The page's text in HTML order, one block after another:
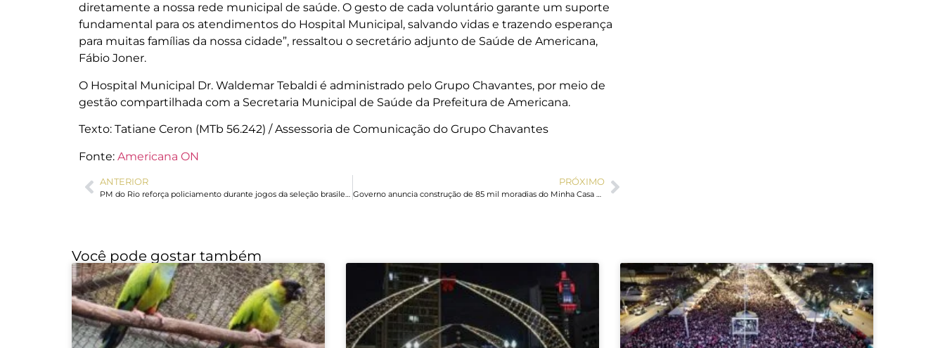
diretamente a nossa rede municipal de saúde. O gesto de cada voluntário garante um suporte
fundamental para os atendimentos do Hospital Municipal, salvando vidas e trazendo esperança
para muitas famílias da nossa cidade”, ressaltou o secretário adjunto de Saúde de Americana,
Fábio Joner.
O Hospital Municipal Dr. Waldemar Tebaldi é administrado pelo Grupo Chavantes, por meio de
gestão compartilhada com a Secretaria Municipal de Saúde da Prefeitura de Americana.
Texto: Tatiane Ceron (MTb 56.242) / Assessoria de Comunicação do Grupo Chavantes
Fonte: Americana ON
ANTERIOR
PM do Rio reforça policiamento durante jogos da seleção brasileira
PRÓXIMO
Governo anuncia construção de 85 mil moradias do Minha Casa Minha Vida
Você pode gostar também